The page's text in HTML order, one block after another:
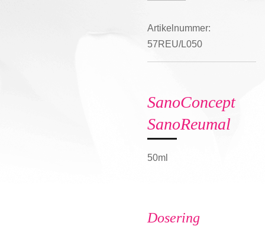
Artikelnummer:
57REU/L050
SanoConcept
SanoReumal
50ml
Dosering